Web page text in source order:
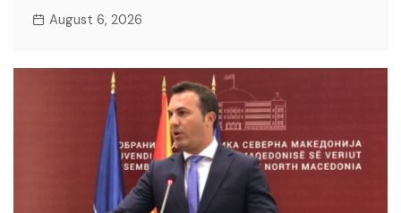
August 6, 2026